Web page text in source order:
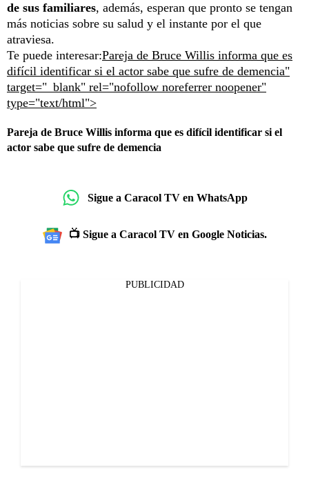
de sus familiares, además, esperan que pronto se tengan
más noticias sobre su salud y el instante por el que
atraviesa.
Te puede interesar:Pareja de Bruce Willis informa que es
difícil identificar si el actor sabe que sufre de demencia"
target="_blank" rel="nofollow noreferrer noopener"
type="text/html">
Pareja de Bruce Willis informa que es difícil identificar si el
actor sabe que sufre de demencia
Sigue a Caracol TV en WhatsApp
📺 Sigue a Caracol TV en Google Noticias.
PUBLICIDAD